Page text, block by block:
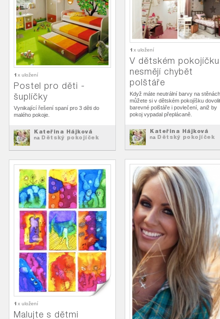
1 x uložení
V dětském pokojíčku
nesmějí chybět
polštáře
Když máte neutrální barvy na stěnách
můžete si v dětském pokojíšku dovolit
barevné polštáře i povlečení, aniž by
pokoj vypadal přeplácaně.
Kateřina Hájková
na Dětský pokojíček
1 x uložení
Postel pro děti -
šuplíčky
Vynikající řešení spaní pro 3 děti do
malého pokoje.
Kateřina Hájková
na Dětský pokojíček
1 x uložení
Malujte s dětmi